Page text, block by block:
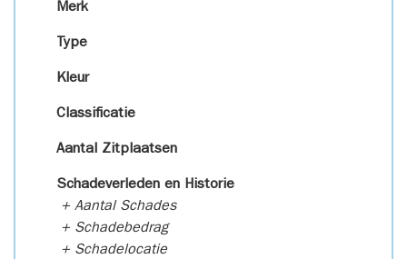
Merk
Type
Kleur
Classificatie
Aantal Zitplaatsen
Schadeverleden en Historie
+ Aantal Schades
+ Schadebedrag
+ Schadelocatie